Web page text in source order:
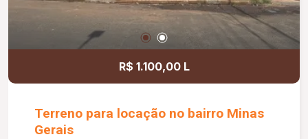
R$ 1.100,00 L
Terreno para locação no bairro Minas
Gerais